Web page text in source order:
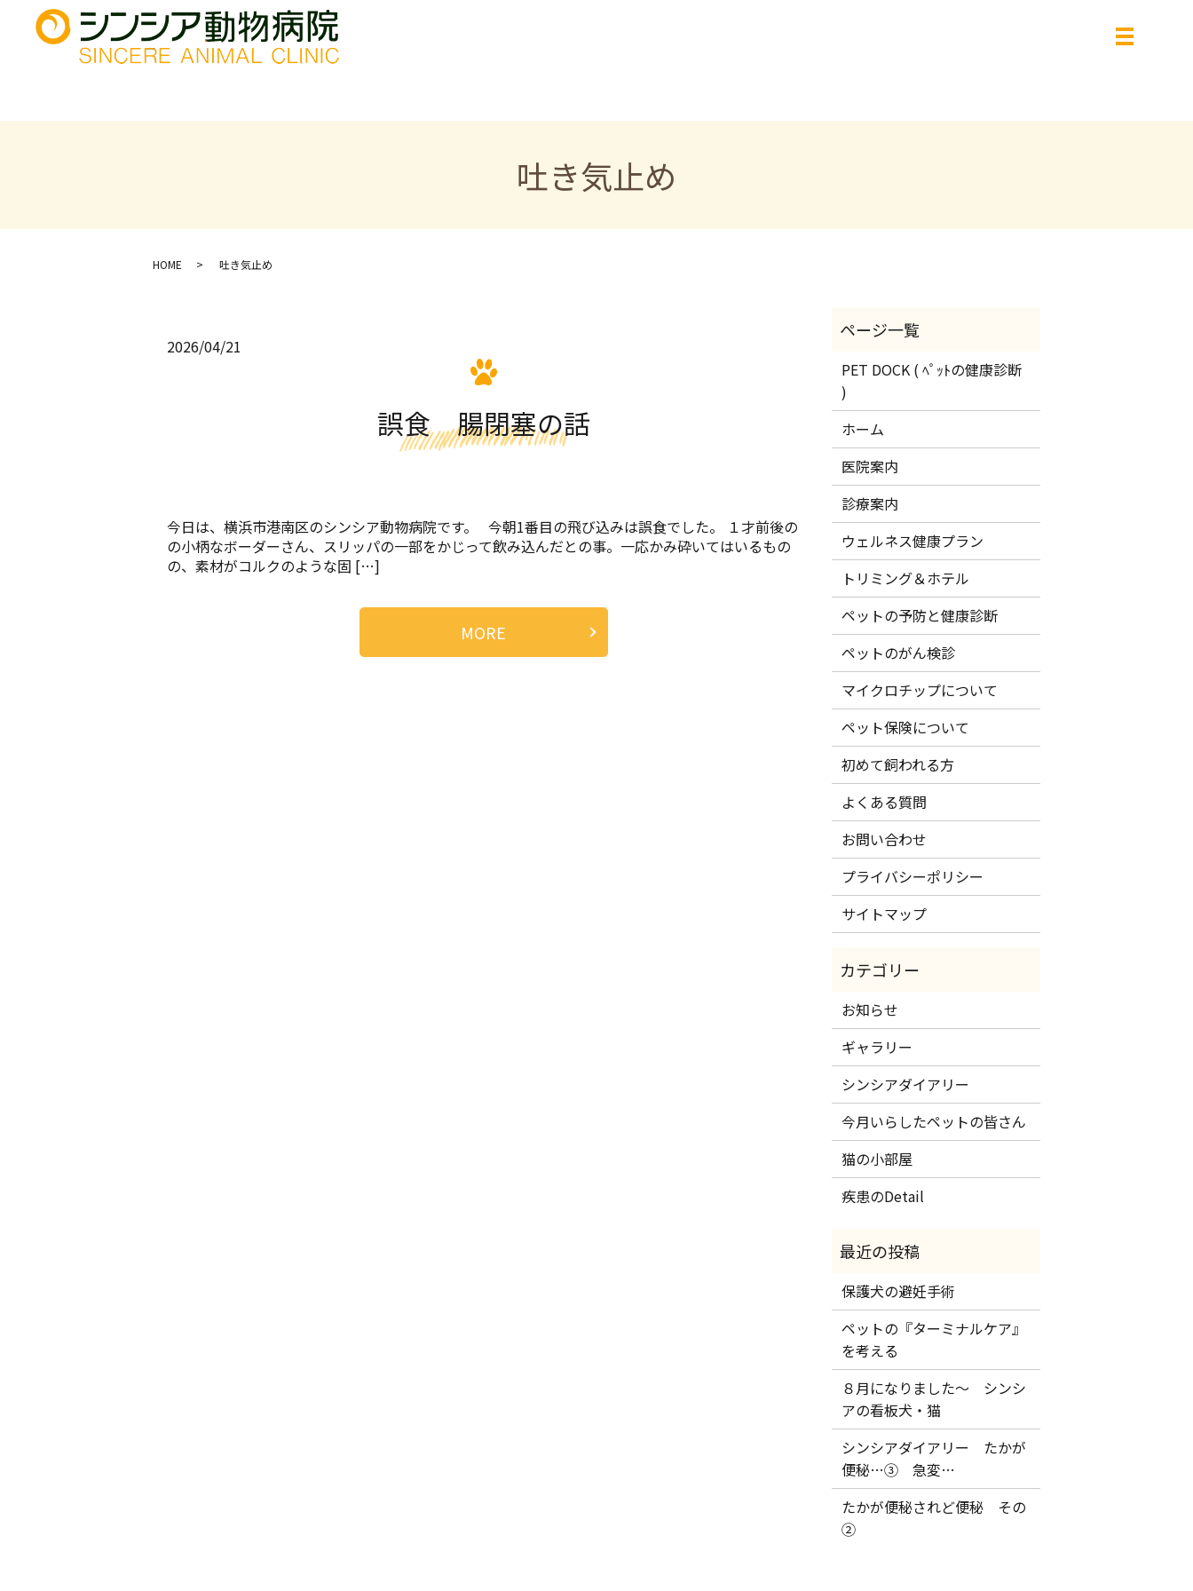
吐き気止め
HOME 吐き気止め
2026/04/21
誤食 腸閉塞の話
今日は、横浜市港南区のシンシア動物病院です。 今朝1番目の飛び込みは誤食でした。 １才前後の
の小柄なボーダーさん、スリッパの一部をかじって飲み込んだとの事。一応かみ砕いてはいるもの
の、素材がコルクのような固 […]
MORE
PET DOCK ( ﾍﾟｯﾄの健康診断
)
ホーム
医院案内
診療案内
ウェルネス健康プラン
トリミング＆ホテル
ペットの予防と健康診断
ペットのがん検診
マイクロチップについて
ペット保険について
初めて飼われる方
よくある質問
お問い合わせ
プライバシーポリシー
サイトマップ
お知らせ
ギャラリー
シンシアダイアリー
今月いらしたペットの皆さん
猫の小部屋
疾患のDetail
保護犬の避妊手術
ペットの『ターミナルケア』
を考える
８月になりました～ シンシ
アの看板犬・猫
シンシアダイアリー たかが
便秘…③ 急変…
たかが便秘されど便秘 その
②